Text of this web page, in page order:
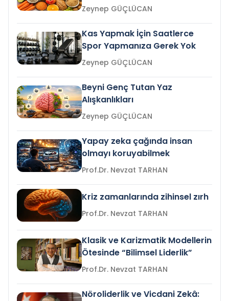
Zeynep GÜÇLÜCAN
Kas Yapmak İçin Saatlerce
Spor Yapmanıza Gerek Yok
Zeynep GÜÇLÜCAN
Beyni Genç Tutan Yaz
Alışkanlıkları
Zeynep GÜÇLÜCAN
Yapay zeka çağında insan
olmayı koruyabilmek
Prof.Dr. Nevzat TARHAN
Kriz zamanlarında zihinsel zırh
Prof.Dr. Nevzat TARHAN
Klasik ve Karizmatik Modellerin
Ötesinde “Bilimsel Liderlik”
Prof.Dr. Nevzat TARHAN
Nöroliderlik ve Vicdani Zekâ: